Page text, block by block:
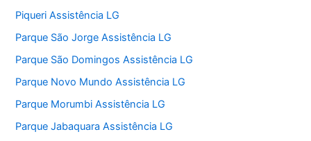
Piqueri Assistência LG
Parque São Jorge Assistência LG
Parque São Domingos Assistência LG
Parque Novo Mundo Assistência LG
Parque Morumbi Assistência LG
Parque Jabaquara Assistência LG